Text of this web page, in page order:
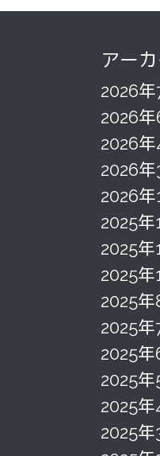
アー
2026年
2026年
2026年
2026年
2026年
2025年
2025年
2025年
2025年
2025年
2025年
2025年
2025年
2025年